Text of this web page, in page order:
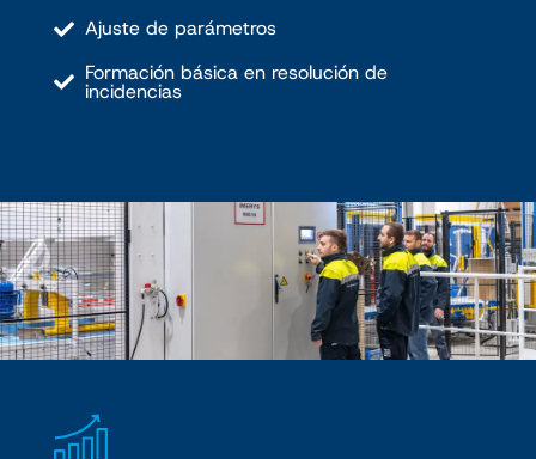
Ajuste de parámetros
Formación básica en resolución de
incidencias